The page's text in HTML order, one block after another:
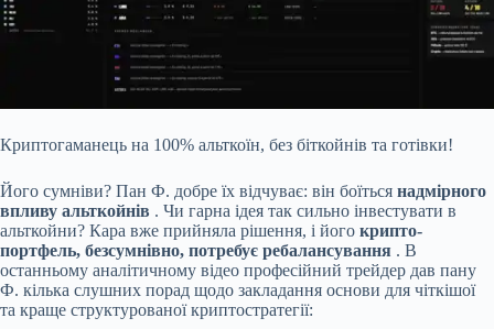
Криптогаманець на 100% альткоїн, без біткойнів та готівки!
Його сумніви? Пан Ф. добре їх відчуває: він боїться надмірного
впливу альткойнів . Чи гарна ідея так сильно інвестувати в
альткойни? Кара вже прийняла рішення, і його крипто-
портфель, безсумнівно, потребує ребалансування . В
останньому аналітичному відео професійний трейдер дав пану
Ф. кілька слушних порад щодо закладання основи для чіткішої
та краще структурованої криптостратегії: